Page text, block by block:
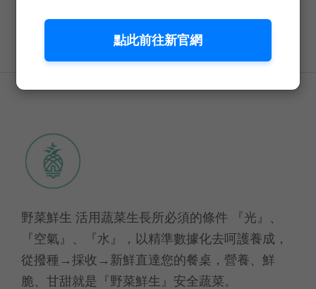
點此前往新官網
野菜鮮生 活用蔬菜生長所必須的條件 『光』、
『空氣』、『水』，以精準數據化去呵護養成，
從撥種→採收→新鮮直達您的餐桌，營養、鮮
脆、甘甜就是『野菜鮮生』安全蔬菜。